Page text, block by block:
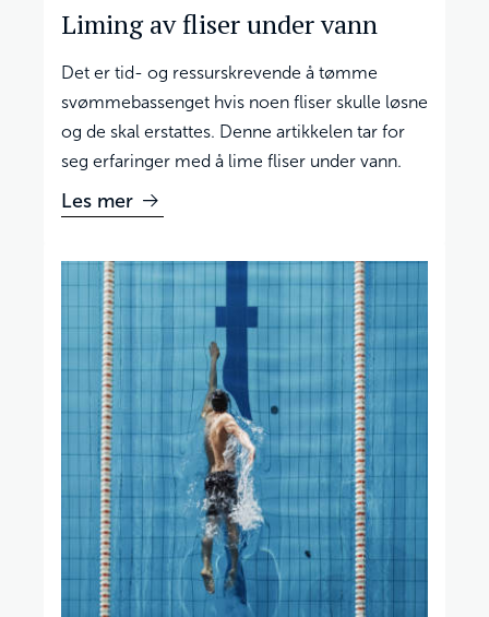
Liming av fliser under vann
Det er tid- og ressurskrevende å tømme
svømmebassenget hvis noen fliser skulle løsne
og de skal erstattes. Denne artikkelen tar for
seg erfaringer med å lime fliser under vann.
Les mer